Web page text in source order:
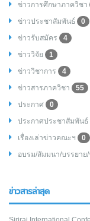
ข่าวการศึกษาภาควิชา
ข่าวประชาสัมพันธ์
0
ข่าวรับสมัคร
4
ข่าววิจัย
1
ข่าววิชาการ
4
ข่าวสารภาควิชา
55
ประกาศ
0
ประกาศประชาสัมพันธ์
เรื่องเล่าข่าวคณะฯ
0
อบรม/สัมมนา/บรรยาย
ข่าวสารล่าสุด